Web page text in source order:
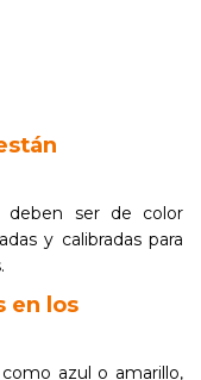
deben ser de color
y calibradas para
en los
azul o amarillo,